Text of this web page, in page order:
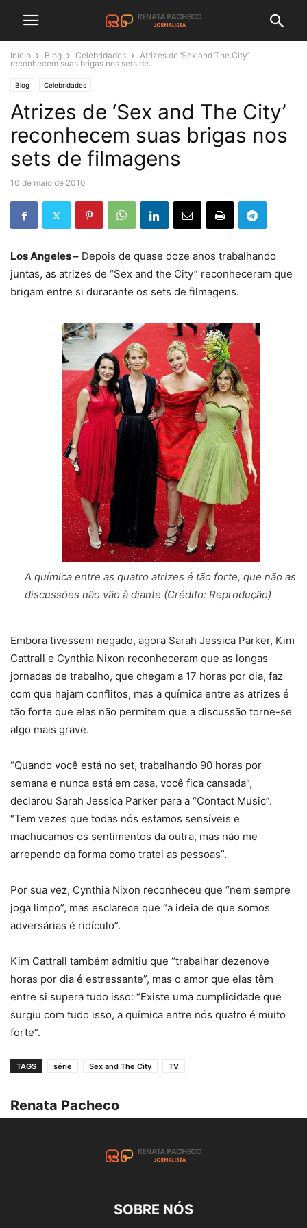
Início Blog Celebridades
Atrizes de ‘Sex and The City’
reconhecem suas brigas nos sets de...
Blog Celebridades
Atrizes de ‘Sex and The City’
reconhecem suas brigas nos
sets de filmagens
10 de maio de 2010
Los Angeles – Depois de quase doze anos trabalhando
juntas, as atrizes de “Sex and the City” reconheceram que
brigam entre si durarante os sets de filmagens.
A química entre as quatro atrizes é tão forte, que não as
discussões não vão à diante (Crédito: Reprodução)
Embora tivessem negado, agora Sarah Jessica Parker, Kim
Cattrall e Cynthia Nixon reconheceram que as longas
jornadas de trabalho, que chegam a 17 horas por dia, faz
com que hajam conflitos, mas a química entre as atrizes é
tão forte que elas não permitem que a discussão torne-se
algo mais grave.
“Quando você está no set, trabalhando 90 horas por
semana e nunca está em casa, você fica cansada”,
declarou Sarah Jessica Parker para a “Contact Music”.
“Tem vezes que todas nós estamos sensíveis e
machucamos os sentimentos da outra, mas não me
arrependo da forma como tratei as pessoas”.
Por sua vez, Cynthia Nixon reconheceu que “nem sempre
joga limpo”, mas esclarece que “a ideia de que somos
adversárias é ridículo”.
Kim Cattrall também admitiu que “trabalhar dezenove
horas por dia é estressante”, mas o amor que elas têm
entre si supera tudo isso: “Existe uma cumplicidade que
surgiu com tudo isso, a química entre nós quatro é muito
forte”.
TAGS série Sex and The City TV
Renata Pacheco
SOBRE NÓS